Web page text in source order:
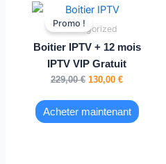
Promo !
Uncategorized
Boitier IPTV + 12 mois
IPTV VIP Gratuit
229,00€
Le
initial
était :
229,00 €.
130,00€
est :
130,00 €.
Acheter maintenant